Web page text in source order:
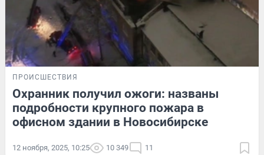
ПРОИСШЕСТВИЯ
Охранник получил ожоги: названы
подробности крупного пожара в
офисном здании в Новосибирске
12 ноября, 2025, 10:25 10 349 11